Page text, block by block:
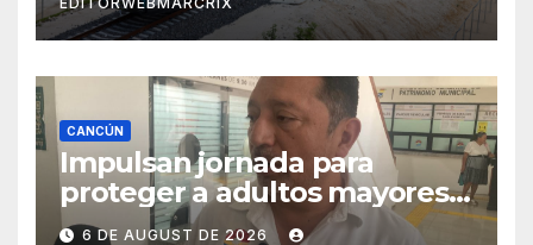
CANCÚN
Impulsan jornada para
proteger a adultos mayores
de fraudes en Cancún
6 DE AUGUST DE 2026